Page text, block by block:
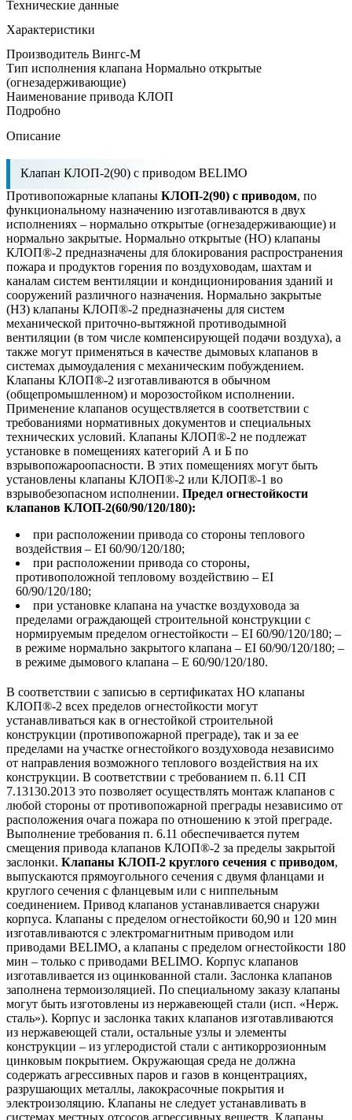
Технические данные
Характеристики
Производитель Вингс-М
Тип исполнения клапана Нормально открытые
(огнезадерживающие)
Наименование привода КЛОП
Подробно
Описание
Клапан КЛОП-2(90) с приводом BELIMO
Противопожарные клапаны КЛОП-2(90) с приводом, по
функциональному назначению изготавливаются в двух
исполнениях – нормально открытые (огнезадерживающие) и
нормально закрытые. Нормально открытые (НО) клапаны
КЛОП®-2 предназначены для блокирования распространения
пожара и продуктов горения по воздуховодам, шахтам и
каналам систем вентиляции и кондиционирования зданий и
сооружений различного назначения. Нормально закрытые
(НЗ) клапаны КЛОП®-2 предназначены для систем
механической приточно-вытяжной противодымной
вентиляции (в том числе компенсирующей подачи воздуха), а
также могут применяться в качестве дымовых клапанов в
системах дымоудаления с механическим побуждением.
Клапаны КЛОП®-2 изготавливаются в обычном
(общепромышленном) и морозостойком исполнении.
Применение клапанов осуществляется в соответствии с
требованиями нормативных документов и специальных
технических условий. Клапаны КЛОП®-2 не подлежат
установке в помещениях категорий А и Б по
взрывопожароопасности. В этих помещениях могут быть
установлены клапаны КЛОП®-2 или КЛОП®-1 во
взрывобезопасном исполнении. Предел огнестойкости
клапанов КЛОП-2(60/90/120/180):
при расположении привода со стороны теплового
воздействия – EI 60/90/120/180;
при расположении привода со стороны,
противоположной тепловому воздействию – EI
60/90/120/180;
при установке клапана на участке воздуховода за
пределами ограждающей строительной конструкции с
нормируемым пределом огнестойкости – EI 60/90/120/180; –
в режиме нормально закрытого клапана – EI 60/90/120/180; –
в режиме дымового клапана – E 60/90/120/180.
В соответствии с записью в сертификатах НО клапаны
КЛОП®-2 всех пределов огнестойкости могут
устанавливаться как в огнестойкой строительной
конструкции (противопожарной преграде), так и за ее
пределами на участке огнестойкого воздуховода независимо
от направления возможного теплового воздействия на их
конструкции. В соответствии с требованием п. 6.11 СП
7.13130.2013 это позволяет осуществлять монтаж клапанов с
любой стороны от противопожарной преграды независимо от
расположения очага пожара по отношению к этой преграде.
Выполнение требования п. 6.11 обеспечивается путем
смещения привода клапанов КЛОП®-2 за пределы закрытой
заслонки. Клапаны КЛОП-2 круглого сечения с приводом,
выпускаются прямоугольного сечения с двумя фланцами и
круглого сечения с фланцевым или с ниппельным
соединением. Привод клапанов устанавливается снаружи
корпуса. Клапаны с пределом огнестойкости 60,90 и 120 мин
изготавливаются с электромагнитным приводом или
приводами BELIMO, а клапаны с пределом огнестойкости 180
мин – только с приводами BELIMO. Корпус клапанов
изготавливается из оцинкованной стали. Заслонка клапанов
заполнена термоизоляцией. По специальному заказу клапаны
могут быть изготовлены из нержавеющей стали (исп. «Нерж.
сталь»). Корпус и заслонка таких клапанов изготавливаются
из нержавеющей стали, остальные узлы и элементы
конструкции – из углеродистой стали с антикоррозионным
цинковым покрытием. Окружающая среда не должна
содержать агрессивных паров и газов в концентрациях,
разрушающих металлы, лакокрасочные покрытия и
электроизоляцию. Клапаны не следует устанавливать в
системах местных отсосов агрессивных веществ. Клапаны